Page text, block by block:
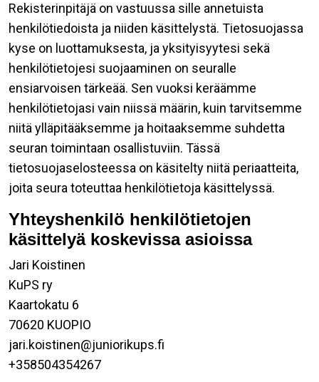
Rekisterinpitäjä on vastuussa sille annetuista
henkilötiedoista ja niiden käsittelystä. Tietosuojassa
kyse on luottamuksesta, ja yksityisyytesi sekä
henkilötietojesi suojaaminen on seuralle
ensiarvoisen tärkeää. Sen vuoksi keräämme
henkilötietojasi vain niissä määrin, kuin tarvitsemme
niitä ylläpitääksemme ja hoitaaksemme suhdetta
seuran toimintaan osallistuviin. Tässä
tietosuojaselosteessa on käsitelty niitä periaatteita,
joita seura toteuttaa henkilötietoja käsittelyssä.
Yhteyshenkilö henkilötietojen
käsittelyä koskevissa asioissa
Jari Koistinen
KuPS ry
Kaartokatu 6
70620 KUOPIO
jari.koistinen@juniorikups.fi
+358504354267